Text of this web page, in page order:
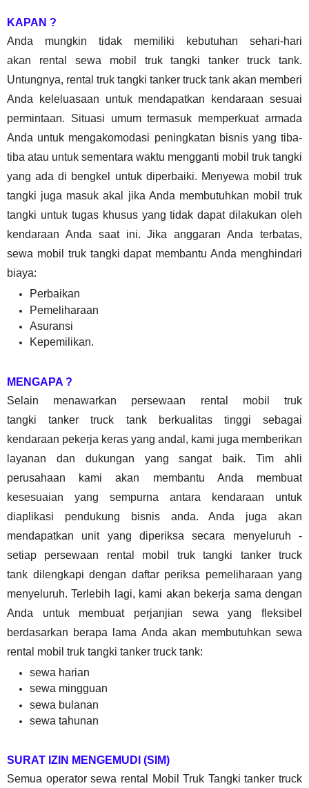
KAPAN ?
Anda mungkin tidak memiliki kebutuhan sehari-hari
akan rental sewa mobil truk tangkitanker truck tank.
Untungnya, rental truk tangki tanker truck tank akan memberi
Anda keleluasaan untuk mendapatkan kendaraan sesuai
permintaan. Situasi umum termasuk memperkuat armada
Anda untuk mengakomodasi peningkatan bisnis yang tiba-
tiba atau untuk sementara waktu mengganti mobil truk tangki
yang ada di bengkel untuk diperbaiki. Menyewa mobil truk
tangki juga masuk akal jika Anda membutuhkan mobil truk
tangki untuk tugas khusus yang tidak dapat dilakukan oleh
kendaraan Anda saat ini. Jika anggaran Anda terbatas,
sewa mobil truk tangki dapat membantu Anda menghindari
biaya:
Perbaikan
Pemeliharaan
Asuransi
Kepemilikan.
MENGAPA ?
Selain menawarkan persewaan rental mobil truk
tangkitanker truck tankberkualitas tinggi sebagai
kendaraan pekerja keras yang andal, kami juga memberikan
layanan dan dukungan yang sangat baik. Tim ahli
perusahaan kami akan membantu Anda membuat
kesesuaian yang sempurna antara kendaraan untuk
diaplikasi pendukung bisnis anda. Anda juga akan
mendapatkan unit yang diperiksa secara menyeluruh -
setiap persewaan rental mobil truk tangki tanker truck
tank dilengkapi dengan daftar periksa pemeliharaan yang
menyeluruh. Terlebih lagi, kami akan bekerja sama dengan
Anda untuk membuat perjanjian sewa yang fleksibel
berdasarkan berapa lama Anda akan membutuhkan sewa
rental mobil truk tangki tanker truck tank:
sewa harian
sewa mingguan
sewa bulanan
sewa tahunan
SURAT IZIN MENGEMUDI (SIM)
Semua operator sewa rental Mobil Truk Tangkitanker truck